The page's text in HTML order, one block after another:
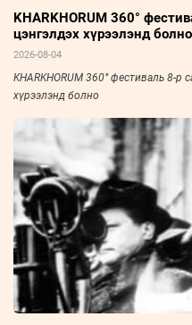
KHARKHORUM 360°
цэнгэлдэх хүрээлэнд болно
2026-08-04
KHARKHORUM 360° фестиваль 8-р
хүрээлэнд болно